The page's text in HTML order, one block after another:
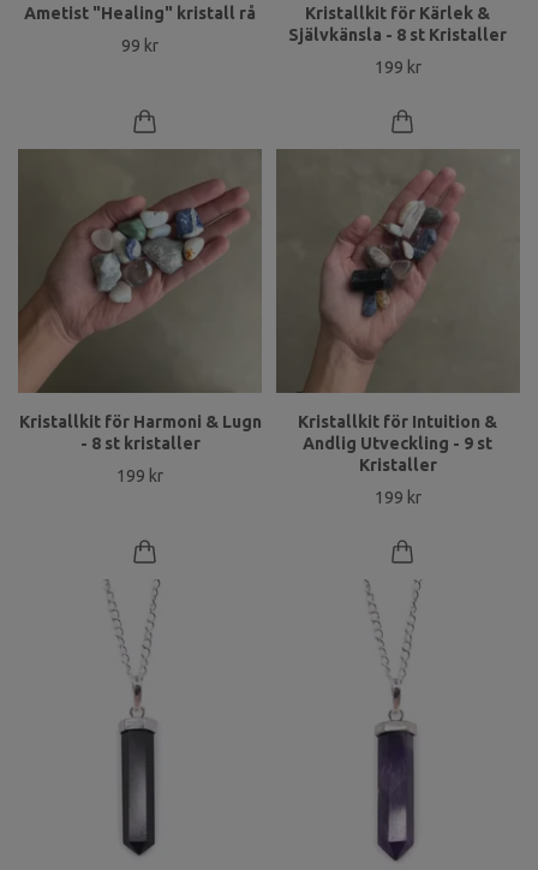
Ametist "Healing" kristall rå
99 kr
Kristallkit för Kärlek &
Självkänsla - 8 st Kristaller
199 kr
Kristallkit för Harmoni & Lugn
- 8 st kristaller
199 kr
Kristallkit för Intuition &
Andlig Utveckling - 9 st
Kristaller
199 kr